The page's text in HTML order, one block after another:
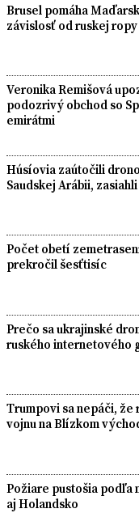
Brusel pomáha
závislosť od ruskej ropy
Veronika Remišová
podozrivý obchod so
emirátmi
Húsíovia zaútočili
Saudskej Arábii,
Počet obetí
prekročil šesťtisíc
Prečo sa ukrajinské
ruského internetového
Trumpovi sa nepáči,
vojnu na Blízkom
Požiare pustošia podľa
aj Holandsko